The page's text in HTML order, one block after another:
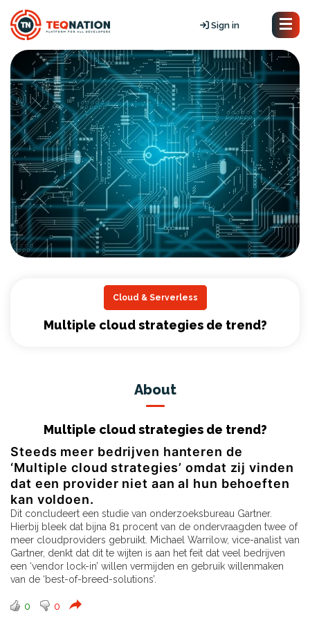
Sign in
Cloud & Serverless
Multiple cloud strategies de trend?
About
Multiple cloud strategies de trend?
Steeds meer bedrijven hanteren de
‘Multiple cloud strategies’ omdat zij vinden
dat een provider niet aan al hun behoeften
kan voldoen.
Dit concludeert een studie van onderzoeksbureau Gartner.
Hierbij bleek dat bijna 81 procent van de ondervraagden twee of
meer cloudproviders gebruikt. Michael Warrilow, vice-analist van
Gartner, denkt dat dit te wijten is aan het feit dat veel bedrijven
een ‘vendor lock-in’ willen vermijden en gebruik willenmaken
van de ‘best-of-breed-solutions’.
0 0